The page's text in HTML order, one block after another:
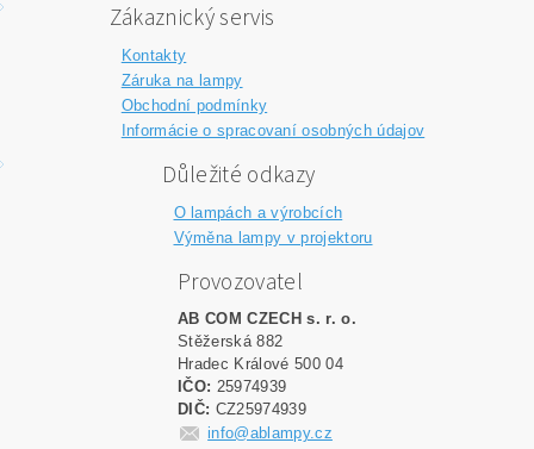
Zákaznický servis
Kontakty
Záruka na lampy
Obchodní podmínky
Informácie o spracovaní osobných údajov
Důležité odkazy
O lampách a výrobcích
Výměna lampy v projektoru
Provozovatel
AB COM CZECH s. r. o.
Stěžerská 882
Hradec Králové 500 04
IČO: 25974939
DIČ: CZ25974939
info@ablampy.cz